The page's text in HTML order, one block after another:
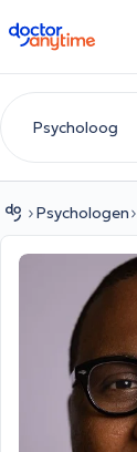
doctoranytime
Psychologen